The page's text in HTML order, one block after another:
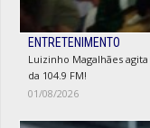
ENTRETENIMENTO
Luizinho Magalhães
da 104.9 FM!
01/08/2026